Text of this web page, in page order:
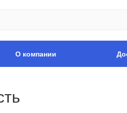
О компании